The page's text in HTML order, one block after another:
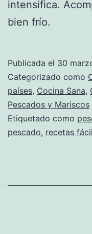
intensifica.
bien frío.
Publicada el 30
Categorizado como
países, Cocina Sana,
Pescados y Mariscos
Etiquetado como
pescado, recetas